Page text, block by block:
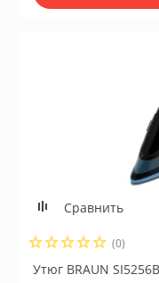
Сравнить
(0)
Утюг BRAUN